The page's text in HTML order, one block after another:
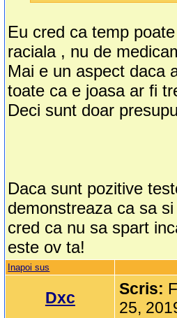
Eu cred ca temp
raciala , nu de
Mai e un aspect daca
toate ca e joasa ar fi
Deci sunt doar
Daca sunt pozitive
demonstreaza ca sa
cred ca nu sa spart
este ov ta!
Inapoi sus
Dxc Scris:
25,